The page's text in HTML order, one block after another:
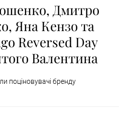
Дмитро
Яна Кензо та
Reversed Day
Валентина
поціновувачі бренду